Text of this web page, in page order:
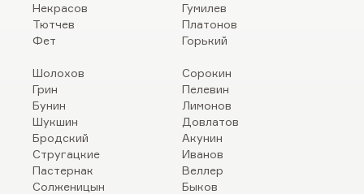
Некрасов
Тютчев
Фет
Гумилев
Платонов
Горький
Шолохов
Грин
Бунин
Шукшин
Бродский
Стругацкие
Пастернак
Солженицын
Сорокин
Пелевин
Лимонов
Довлатов
Акунин
Иванов
Веллер
Быков